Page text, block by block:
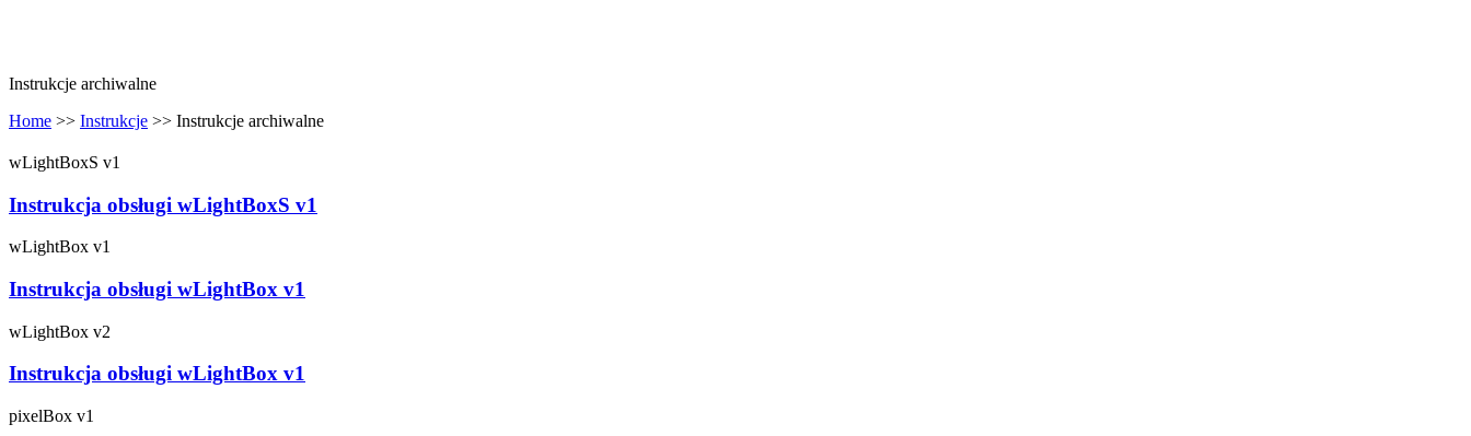
Instrukcje archiwalne
Home >> Instrukcje >> Instrukcje archiwalne
wLightBoxS v1
Instrukcja obsługi wLightBoxS v1
wLightBox v1
Instrukcja obsługi wLightBox v1
wLightBox v2
Instrukcja obsługi wLightBox v1
pixelBox v1